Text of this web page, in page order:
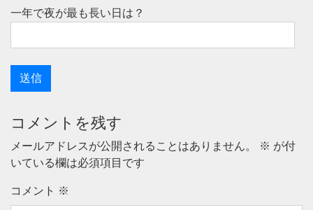
一年で夜が最も長い日は？
コメントを残す
メールアドレスが公開されることはありません。 ※ が付
いている欄は必須項目です
コメント ※